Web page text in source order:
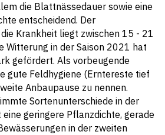
die Blattnässedauer sowie eine
entscheidend. Der
Krankheit liegt zwischen 15 - 21
Witterung in der Saison 2021 hat
gefördert. Als vorbeugende
gute Feldhygiene (Erntereste tief
Anbaupause zu nennen.
Sortenunterschiede in der
geringere Pflanzdichte, gerade
in der zweiten